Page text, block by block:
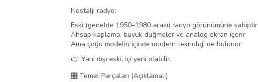
Nostalji radyo:
Eski (genelde 1950–1980 arası) radyo görünümüne sahiptir
Ahşap kaplama, büyük düğmeler ve analog ekran içerir
Ama çoğu modelin içinde modern teknoloji de bulunur
👉 Yani dışı eski, içi yeni olabilir.
🎛️ Temel Parçaları (Açıklamalı)